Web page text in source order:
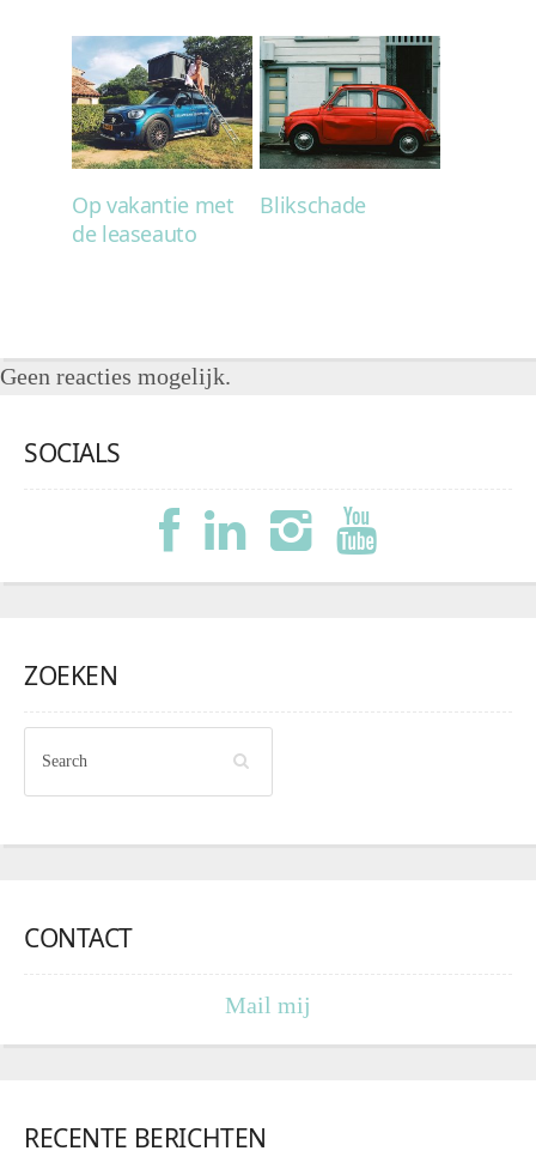
Op vakantie met
de leaseauto
Blikschade
Geen reacties mogelijk.
SOCIALS
ZOEKEN
CONTACT
Mail mij
RECENTE BERICHTEN